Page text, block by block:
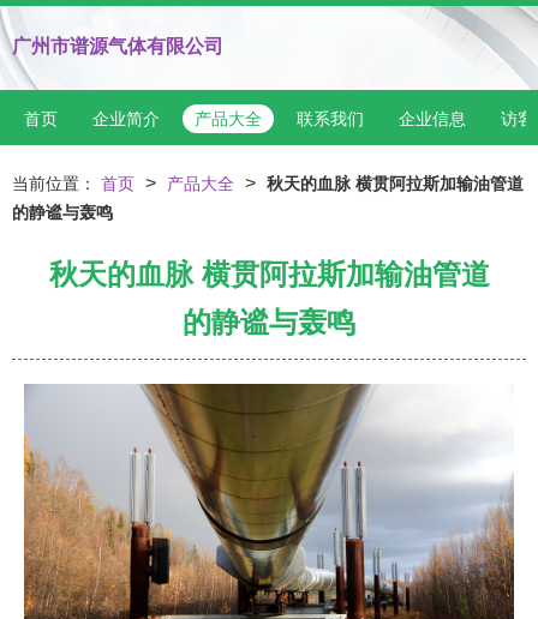
广州市谱源气体有限公司
首页 企业简介 产品大全 联系我们 企业信息 访客
当前位置： 首页 > 产品大全 > 秋天的血脉 横贯阿拉斯加输油管道
的静谧与轰鸣
秋天的血脉 横贯阿拉斯加输油管道
的静谧与轰鸣